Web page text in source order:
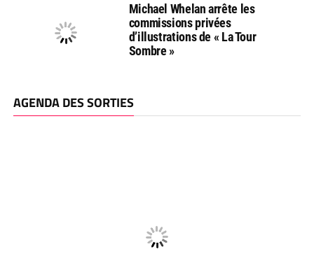
Michael Whelan arrête les
commissions privées
d’illustrations de « La Tour
Sombre »
AGENDA DES SORTIES